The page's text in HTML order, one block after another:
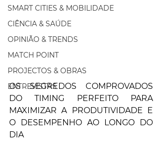
SMART CITIES & MOBILIDADE
CIÊNCIA & SAÚDE
OPINIÃO & TRENDS
MATCH POINT
PROJECTOS & OBRAS
ENTREVISTAS
OS SEGREDOS COMPROVADOS
DO TIMING PERFEITO PARA
MAXIMIZAR A PRODUTIVIDADE E
O DESEMPENHO AO LONGO DO
DIA